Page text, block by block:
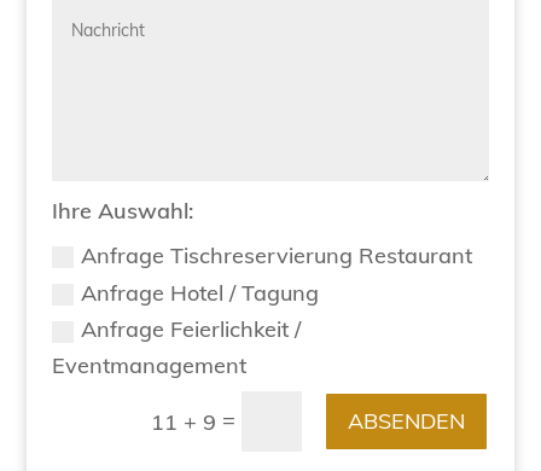
Ihre Auswahl:
Anfrage Tischreservierung Restaurant
Anfrage Hotel / Tagung
Anfrage Feierlichkeit /
Eventmanagement
11 + 9 = ABSENDEN